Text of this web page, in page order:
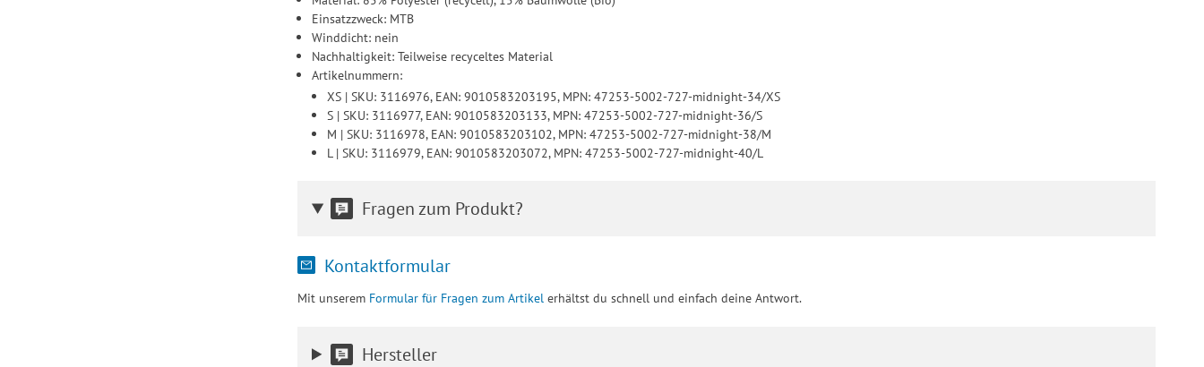
Einsatzzweck: MTB
Winddicht: nein
Nachhaltigkeit: Teilweise recyceltes Material
Artikelnummern:
XS | SKU: 3116976, EAN: 9010583203195, MPN: 47253-5002-727-midnight-34/XS
S | SKU: 3116977, EAN: 9010583203133, MPN: 47253-5002-727-midnight-36/S
M | SKU: 3116978, EAN: 9010583203102, MPN: 47253-5002-727-midnight-38/M
L | SKU: 3116979, EAN: 9010583203072, MPN: 47253-5002-727-midnight-40/L
Fragen zum Produkt?
Kontaktformular
Mit unserem Formular für Fragen zum Artikelerhältst du schnell und einfach deine Antwort.
Hersteller